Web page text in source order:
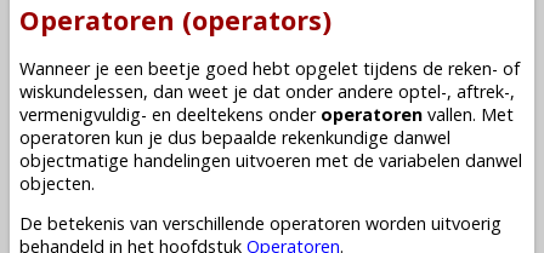
Operatoren (operators)
Wanneer je een beetje goed hebt opgelet tijdens de reken- of
wiskundelessen, dan weet je dat onder andere optel-, aftrek-,
vermenigvuldig- en deeltekens onder operatoren vallen. Met
operatoren kun je dus bepaalde rekenkundige danwel
objectmatige handelingen uitvoeren met de variabelen danwel
objecten.
De betekenis van verschillende operatoren worden uitvoerig
behandeld in het hoofdstuk Operatoren.